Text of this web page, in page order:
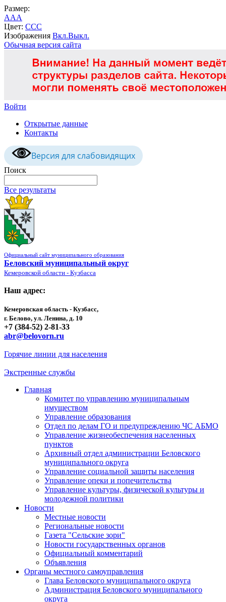
Размер:
AAA
Цвет: CCC
Изображения Вкл.Выкл.
Обычная версия сайта
Войти
Открытые данные
Контакты
Версия для слабовидящих
Поиск
Все результаты
Официальный сайт муниципального образования
Беловский муниципальный округ
Кемеровской области - Кузбасса
Наш адрес:
Кемеровская область - Кузбасс,
г. Белово, ул. Ленина, д. 10
+7 (384-52) 2-81-33
abr@belovorn.ru
Горячие линии для населения
Экстренные службы
Главная
Комитет по управлению муниципальным
имуществом
Управление образования
Отдел по делам ГО и предупреждению ЧС АБМО
Управление жизнеобеспечения населенных
пунктов
Архивный отдел администрации Беловского
муниципального округа
Управление социальной защиты населения
Управление опеки и попечительства
Управление культуры, физической культуры и
молодежной политики
Новости
Местные новости
Региональные новости
Газета "Сельские зори"
Новости государственных органов
Официальный комментарий
Объявления
Органы местного самоуправления
Глава Беловского муниципального округа
Администрация Беловского муниципального
округа